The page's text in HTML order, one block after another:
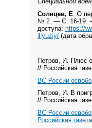
Солнцев, Е . О
№ 2. — С. 16-19. —
доступа: https://
illyuziy/ (дата
Петров, И. Плюс
// Российская
ВС России
Петров, И. В
// Российская
ВС России
Российская газета